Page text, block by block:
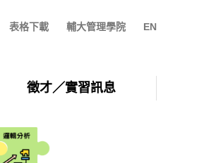
表格下載 輔大管理學院 EN
徵才／實習訊息